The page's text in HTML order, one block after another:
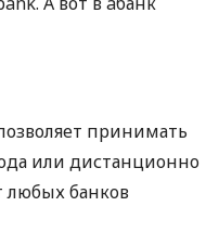
принимать
или дистанционно
любых банков